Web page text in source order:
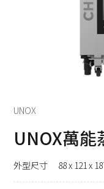
真
UNOX
UNOX萬
外型尺寸 88 x 121 x